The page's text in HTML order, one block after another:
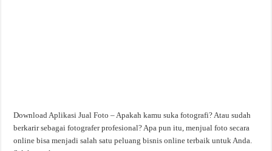
Download Aplikasi Jual Foto – Apakah kamu suka fotografi? Atau sudah
berkarir sebagai fotografer profesional? Apa pun itu, menjual foto secara
online bisa menjadi salah satu peluang bisnis online terbaik untuk Anda.